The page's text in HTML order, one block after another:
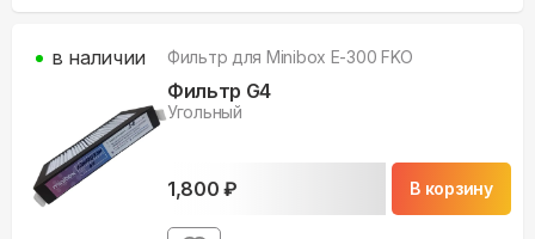
Фильтр для Minibox E-300 FKO
Фильтр G4
Угольный
1,800 ₽ В корзину
в наличии